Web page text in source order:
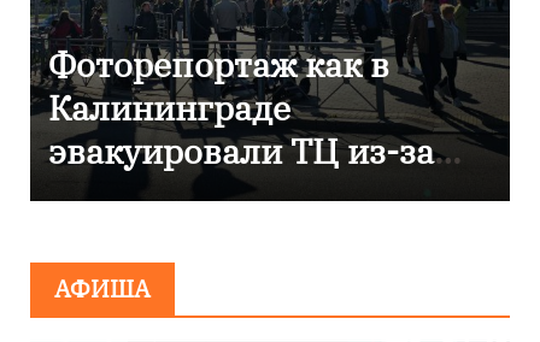
Фоторепортаж как в
Калининграде
эвакуировали ТЦ из-за
сообщения о
АФИША